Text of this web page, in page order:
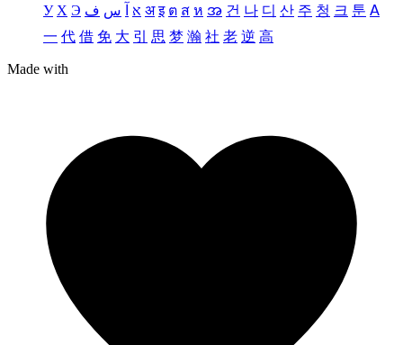
У Х Э א س ف अ इ ต ส ห အ 건 나 디 산 주 청 크 툰 ꓮ
一 代 借 免 大 引 思 梦 瀚 社 老 逆 高
Made with